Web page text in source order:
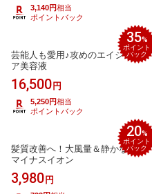
3,140円相当
ポイントバック
35%
ポイント
バック
芸能人も愛用♪攻めのエイジングケ
ア美容液
16,500円
5,250円相当
ポイントバック
20%
ポイント
バック
髪質改善へ！大風量＆静かな速乾
マイナスイオン
3,980円